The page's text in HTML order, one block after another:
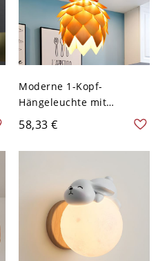
Moderne 1-Kopf-
Hängeleuchte mit
braunem Kiefernzapfen
und Holzschirm, 10" breit
58,33 €